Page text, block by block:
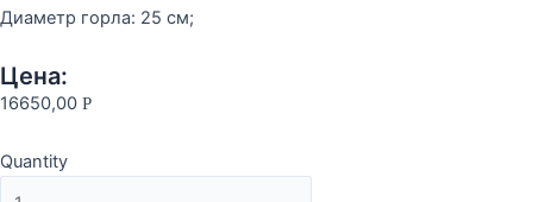
Диаметр горла: 25 см;
Цена:
16650,00 Р
Quantity